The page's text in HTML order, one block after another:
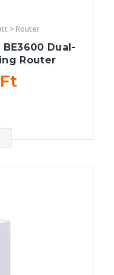
> Router
BE3600 Dual-
Router